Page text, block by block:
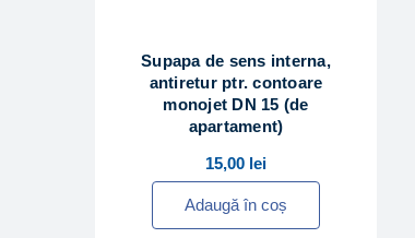
Supapa de sens interna,
antiretur ptr. contoare
monojet DN 15 (de
apartament)
15,00 lei
Adaugă în coș